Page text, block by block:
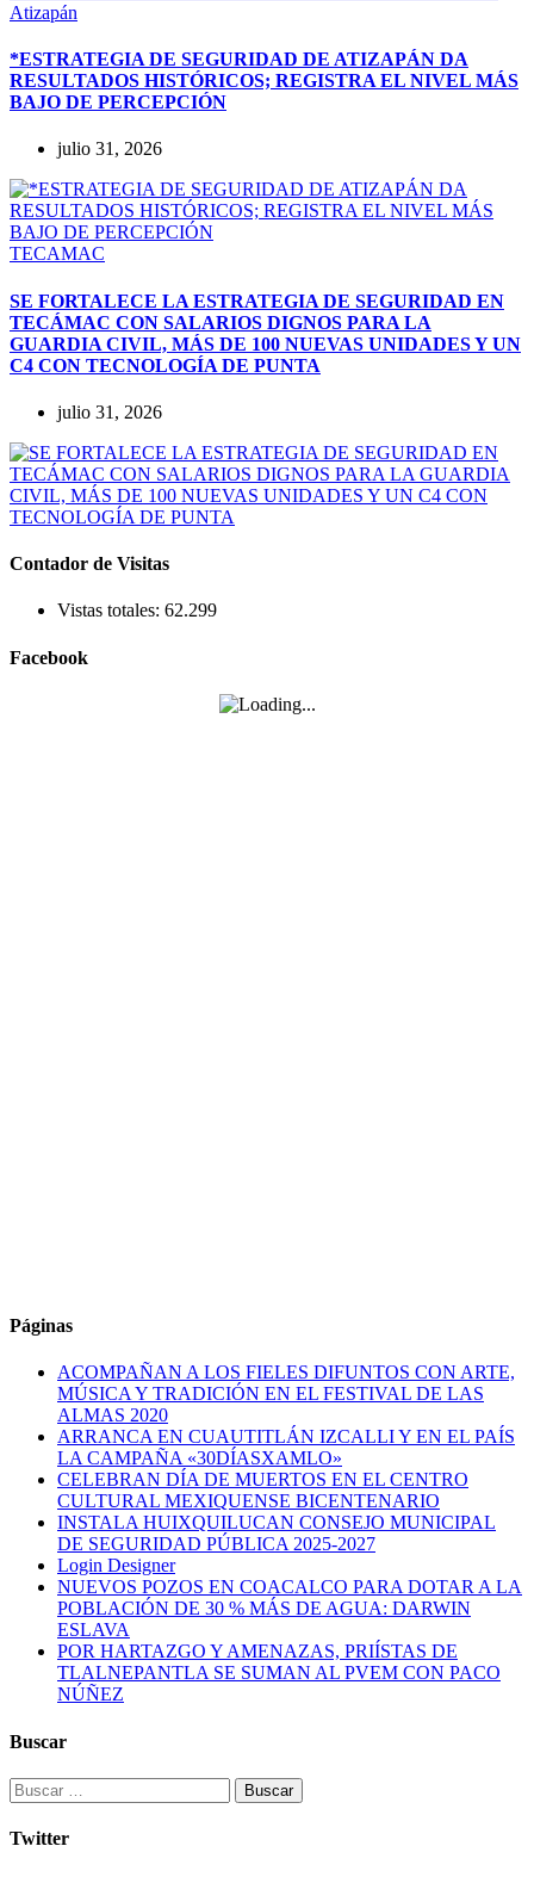
Atizapán
*ESTRATEGIA DE SEGURIDAD DE ATIZAPÁN DA
RESULTADOS HISTÓRICOS; REGISTRA EL NIVEL MÁS
BAJO DE PERCEPCIÓN
julio 31, 2026
TECAMAC
SE FORTALECE LA ESTRATEGIA DE SEGURIDAD EN
TECÁMAC CON SALARIOS DIGNOS PARA LA
GUARDIA CIVIL, MÁS DE 100 NUEVAS UNIDADES Y UN
C4 CON TECNOLOGÍA DE PUNTA
julio 31, 2026
Contador de Visitas
Vistas totales: 62.299
Facebook
Páginas
ACOMPAÑAN A LOS FIELES DIFUNTOS CON ARTE,
MÚSICA Y TRADICIÓN EN EL FESTIVAL DE LAS
ALMAS 2020
ARRANCA EN CUAUTITLÁN IZCALLI Y EN EL PAÍS
LA CAMPAÑA «30DÍASXAMLO»
CELEBRAN DÍA DE MUERTOS EN EL CENTRO
CULTURAL MEXIQUENSE BICENTENARIO
INSTALA HUIXQUILUCAN CONSEJO MUNICIPAL
DE SEGURIDAD PÚBLICA 2025-2027
Login Designer
NUEVOS POZOS EN COACALCO PARA DOTAR A LA
POBLACIÓN DE 30 % MÁS DE AGUA: DARWIN
ESLAVA
POR HARTAZGO Y AMENAZAS, PRIÍSTAS DE
TLALNEPANTLA SE SUMAN AL PVEM CON PACO
NÚÑEZ
Buscar
Buscar:
Twitter